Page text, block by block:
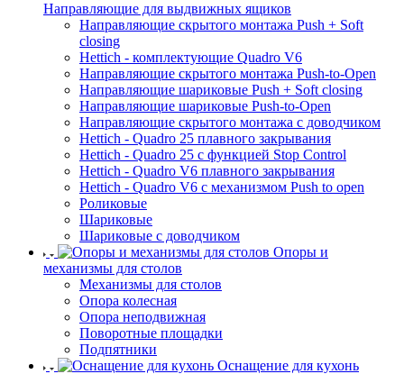
Направляющие для выдвижных ящиков
Направляющие скрытого монтажа Push + Soft
closing
Hettich - комплектующие Quadro V6
Направляющие скрытого монтажа Push-to-Open
Направляющие шариковые Push + Soft closing
Направляющие шариковые Push-to-Open
Направляющие скрытого монтажа с доводчиком
Hettich - Quadro 25 плавного закрывания
Hettich - Quadro 25 с функцией Stop Control
Hettich - Quadro V6 плавного закрывания
Hettich - Quadro V6 с механизмом Push to open
Роликовые
Шариковые
Шариковые с доводчиком
Опоры и
механизмы для столов
Механизмы для столов
Опора колесная
Опора неподвижная
Поворотные площадки
Подпятники
Оснащение для кухонь